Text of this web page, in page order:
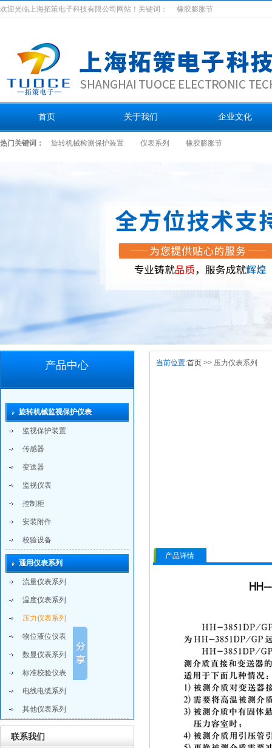
欢迎光临上海拓策电子科技有限公司网站！关键词： 橡胶膨胀节
首页 关于我们 企业文化
热门关键词： 旋转机械检测保护装置 仪表系列 橡胶膨胀节
产品中心
旋转机械监视保护仪表
监视保护装置
传感器
变送器
监视仪表
控制柜
安装附件
校验设备
通用仪表系列
流量仪表系列
温度仪表系列
压力仪表系列
物位液位仪表
数显仪表系列
标准校验仪表
电线电缆系列
其他仪表系列
联系我们
当前位置:首页 >> 压力仪表系列
产品详情